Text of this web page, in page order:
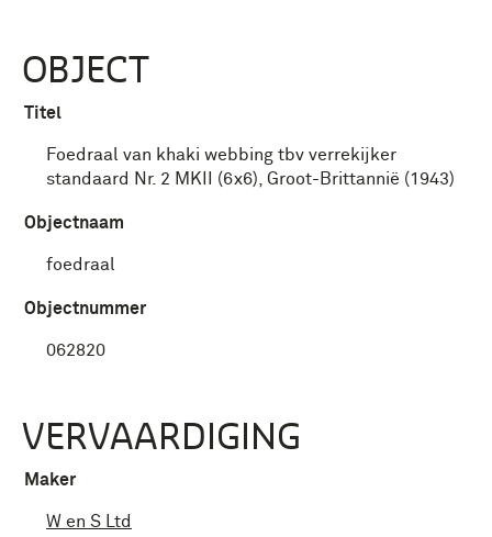
OBJECT
Titel
Foedraal van khaki webbing tbv verrekijker
standaard Nr. 2 MKII (6x6), Groot-Brittannië (1943)
Objectnaam
foedraal
Objectnummer
062820
VERVAARDIGING
Maker
W en S Ltd